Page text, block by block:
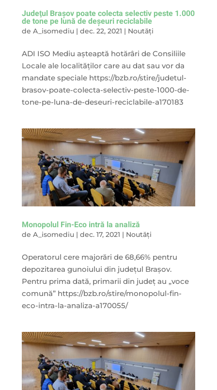
Judeţul Braşov poate colecta selectiv peste 1.000
de tone pe lună de deşeuri reciclabile
de A_isomediu| dec. 22, 2021 | Noutăți
ADI ISO Mediu aşteaptă hotărâri de Consiliile
Locale ale localităţilor care au dat sau vor da
mandate speciale https://bzb.ro/stire/judetul-
brasov-poate-colecta-selectiv-peste-1000-de-
tone-pe-luna-de-deseuri-reciclabile-a170183
Monopolul Fin-Eco intră la analiză
de A_isomediu| dec. 17, 2021 | Noutăți
Operatorul cere majorări de 68,66% pentru
depozitarea gunoiului din judeţul Braşov.
Pentru prima dată, primarii din judeţ au „voce
comună” https://bzb.ro/stire/monopolul-fin-
eco-intra-la-analiza-a170055/